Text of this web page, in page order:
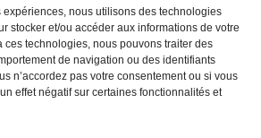
expériences, nous utilisons des technologies
stocker et/ou accéder aux informations de votre
ces technologies, nous pouvons traiter des
de navigation ou des identifiants
n’accordez pas votre consentement ou si vous
effet négatif sur certaines fonctionnalités et